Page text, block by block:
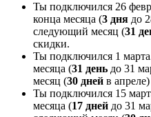
Ты подключился 26
конца месяца (3 дня до
следующий месяц (31
скидки.
Ты подключился 1
месяца (31 день до 31
месяц (30 дней в
Ты подключился 15
месяца (17 дней до 31